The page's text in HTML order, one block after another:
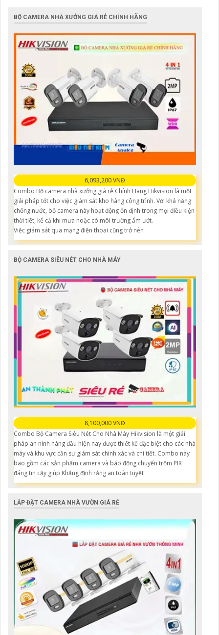
BỘ CAMERA NHÀ XƯỞNG GIÁ RẺ CHÍNH HÃNG
6,093,200 VNĐ
Combo Bộ camera nhà xưởng giá rẻ Chính Hãng Hikvision là một
giải pháp tốt cho việc giám sát kho hàng công trình. Với khả năng
chống nước, bộ camera này hoạt động ổn định trong mọi điều kiện
thời tiết, kể cả khi mưa hoặc có môi trường ẩm ướt.
Việc giám sát qua mạng điện thoại cũng trở nên
BỘ CAMERA SIÊU NÉT CHO NHÀ MÁY
8,100,000 VNĐ
Combo Bộ Camera Siêu Nét Cho Nhà Máy Hikvision là một giải
pháp an ninh hàng đầu hiện nay được thiết kế đặc biệt cho các nhà
máy và khu vực cần sự giám sát chính xác và chi tiết. Combo này
bao gồm các sản phẩm camera và báo động chuyển trộm PIR
đáng tin cậy giúp Khẳng định rằng an toàn tuyệt
LẮP ĐẶT CAMERA NHÀ VƯỜN GIÁ RẺ